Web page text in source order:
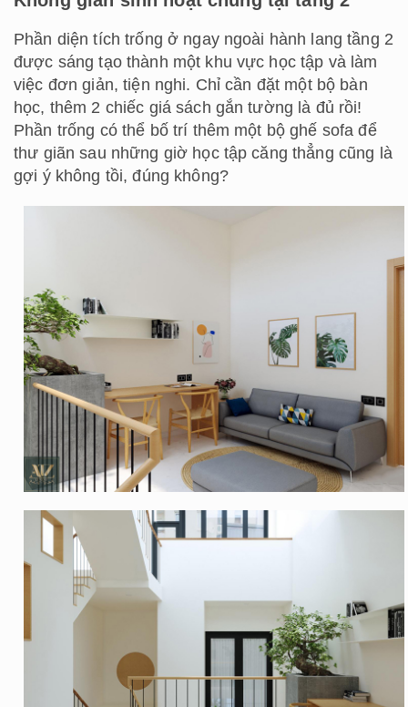
Phần diện tích trống ở ngay ngoài hành lang tầng 2
được sáng tạo thành một khu vực học tập và làm
việc đơn giản, tiện nghi. Chỉ cần đặt một bộ bàn
học, thêm 2 chiếc giá sách gắn tường là đủ rồi!
Phần trống có thể bố trí thêm một bộ ghế sofa để
thư giãn sau những giờ học tập căng thẳng cũng là
gợi ý không tồi, đúng không?